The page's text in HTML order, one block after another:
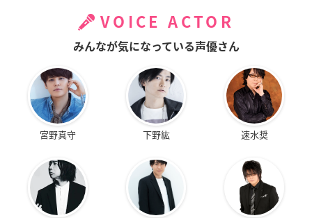
VOICE ACTOR
みんなが気になっている声優さん
宮野真守 下野紘 速水奨